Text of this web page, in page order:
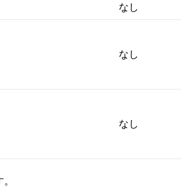
なし
なし
なし